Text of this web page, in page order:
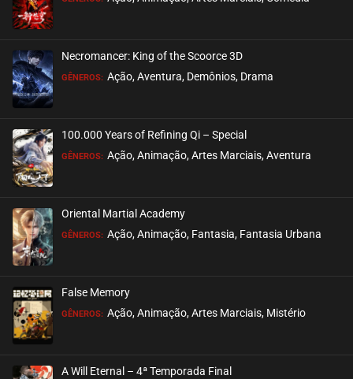
Necromancer: King of the Scoorce 3D
GÊNEROS: Ação, Aventura, Demônios, Drama
100.000 Years of Refining Qi – Special
GÊNEROS: Ação, Animação, Artes Marciais, Aventura
Oriental Martial Academy
GÊNEROS: Ação, Animação, Fantasia, Fantasia Urbana
False Memory
GÊNEROS: Ação, Animação, Artes Marciais, Mistério
A Will Eternal – 4ª Temporada Final